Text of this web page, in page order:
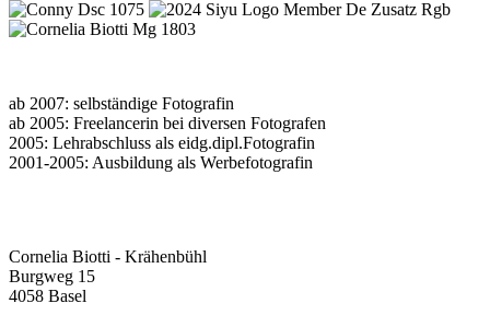
ab 2007: selbständige Fotografin
ab 2005: Freelancerin bei diversen Fotografen
2005: Lehrabschluss als eidg.dipl.Fotografin
2001-2005: Ausbildung als Werbefotografin
Cornelia Biotti - Krähenbühl
Burgweg 15
4058 Basel